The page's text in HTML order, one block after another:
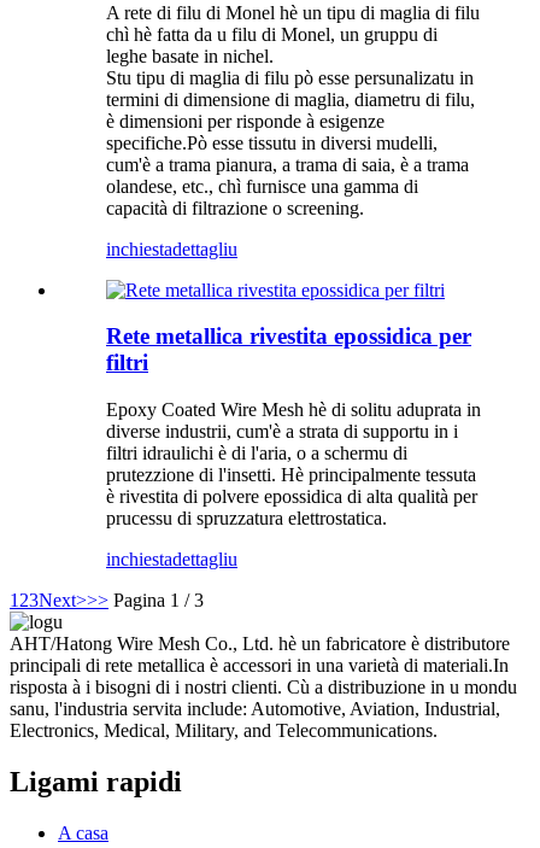
A rete di filu di Monel hè un tipu di maglia di filu
chì hè fatta da u filu di Monel, un gruppu di
leghe basate in nichel.
Stu tipu di maglia di filu pò esse persunalizatu in
termini di dimensione di maglia, diametru di filu,
è dimensioni per risponde à esigenze
specifiche.Pò esse tissutu in diversi mudelli,
cum'è a trama pianura, a trama di saia, è a trama
olandese, etc., chì furnisce una gamma di
capacità di filtrazione o screening.
inchiestadettagliu
Rete metallica rivestita epossidica per
filtri
Epoxy Coated Wire Mesh hè di solitu aduprata in
diverse industrii, cum'è a strata di supportu in i
filtri idraulichi è di l'aria, o a schermu di
prutezzione di l'insetti. Hè principalmente tessuta
è rivestita di polvere epossidica di alta qualità per
prucessu di spruzzatura elettrostatica.
inchiestadettagliu
1 23Next>>> Pagina 1 / 3
AHT/Hatong Wire Mesh Co., Ltd. hè un fabricatore è distributore
principali di rete metallica è accessori in una varietà di materiali.In
risposta à i bisogni di i nostri clienti. Cù a distribuzione in u mondu
sanu, l'industria servita include: Automotive, Aviation, Industrial,
Electronics, Medical, Military, and Telecommunications.
Ligami rapidi
A casa